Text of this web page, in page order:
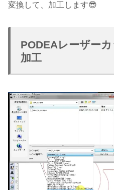
変換して、加工します😎
PODEAレーザー
加工